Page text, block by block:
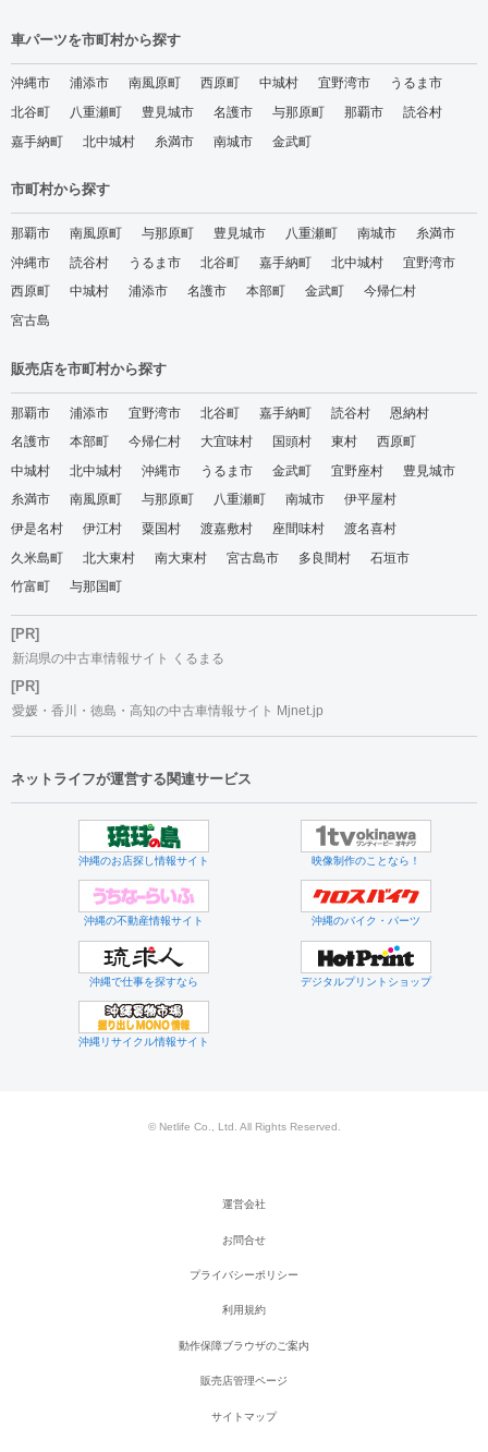
車パーツを市町村から探す
沖縄市 浦添市 南風原町 西原町 中城村 宜野湾市
うるま市
北谷町
八重瀬町 豊見城市 名護市 与那原町 那覇市
読谷村
嘉手納町
北中城村 糸満市 南城市 金武町
市町村から探す
那覇市 南風原町 与那原町 豊見城市 八重瀬町 南城市
糸満市
沖縄市
読谷村 うるま市 北谷町 嘉手納町 北中城村
宜野湾市
西原町
中城村 浦添市 名護市 本部町 金武町
今帰仁村
宮古島
販売店を市町村から探す
那覇市 浦添市 宜野湾市 北谷町 嘉手納町 読谷村
恩納村
名護市
本部町 今帰仁村 大宜味村 国頭村 東村
西原町
中城村
北中城村 沖縄市 うるま市 金武町 宜野座村
豊見城市
糸満市
南風原町 与那原町 八重瀬町 南城市
伊平屋村
伊是名村
伊江村 粟国村 渡嘉敷村 座間味村
渡名喜村
久米島町
北大東村 南大東村 宮古島市 多良間村
石垣市
竹富町
与那国町
[PR]
新潟県の中古車情報サイト くるまる
[PR]
愛媛・香川・徳島・高知の中古車情報サイト Mjnet.jp
ネットライフが運営する関連サービス
沖縄のお店探し情報サイト 映像制作のことなら！
沖縄の不動産情報サイト 沖縄のバイク・パーツ
沖縄で仕事を探すなら デジタルプリントショップ
沖縄リサイクル情報サイト
© Netlife Co., Ltd. All Rights Reserved.
運営会社
お問合せ
プライバシーポリシー
利用規約
動作保障ブラウザのご案内
販売店管理ページ
サイトマップ